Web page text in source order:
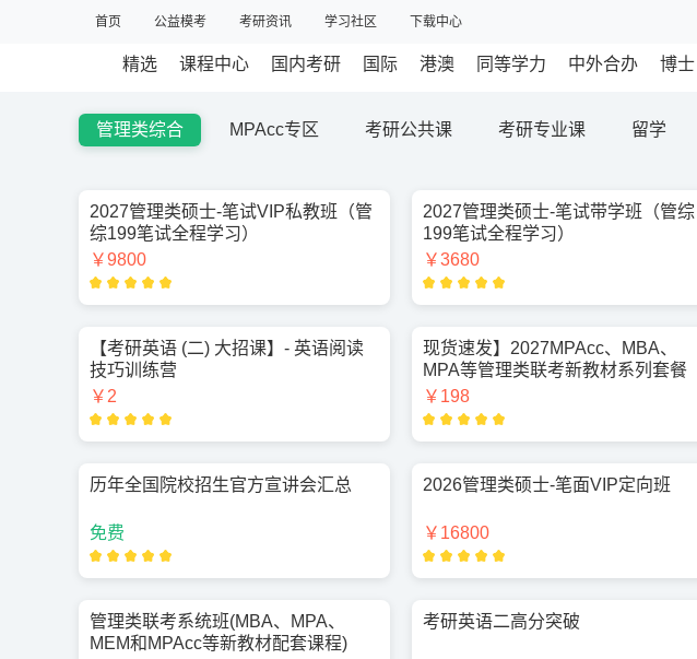
首页 公益模考 考研资讯 学习社区 下载中心
精选 课程中心 国内考研 国际 港澳 同等学力 中外合办 博士
管理类综合 MPAcc专区 考研公共课 考研专业课 留学
2027管理类硕士-笔试VIP私教班（管
综199笔试全程学习）
￥9800
2027管理类硕士-笔试带学班（管综
199笔试全程学习）
￥3680
【考研英语 (二) 大招课】- 英语阅读
技巧训练营
￥2
现货速发】2027MPAcc、MBA、
MPA等管理类联考新教材系列套餐
￥198
历年全国院校招生官方宣讲会汇总
免费
2026管理类硕士-笔面VIP定向班
￥16800
管理类联考系统班(MBA、MPA、
MEM和MPAcc等新教材配套课程)
考研英语二高分突破